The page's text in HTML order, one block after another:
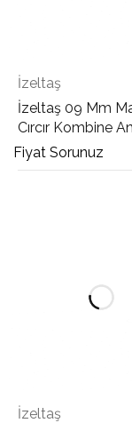
İzeltaş
İzeltaş 09 Mm
Cırcır Kombine
Fiyat Sorunuz
İzeltaş